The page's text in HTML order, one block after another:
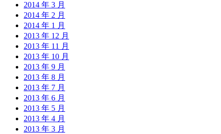
2014 年 3 月
2014 年 2 月
2014 年 1 月
2013 年 12 月
2013 年 11 月
2013 年 10 月
2013 年 9 月
2013 年 8 月
2013 年 7 月
2013 年 6 月
2013 年 5 月
2013 年 4 月
2013 年 3 月